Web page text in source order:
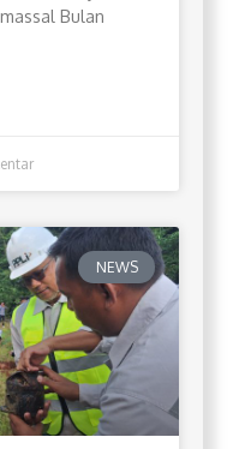
Bulan
NEWS